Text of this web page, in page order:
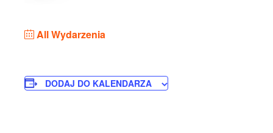
All Wydarzenia
DODAJ DO KALENDARZA